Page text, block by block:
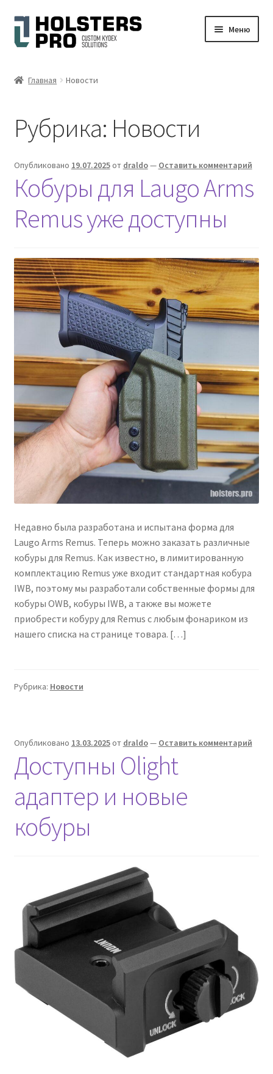
Перейти
Перейти
Меню
Моя учетная запись
Корзина
Оформить заказ
Дисклеймер (отказ от ответственности)
Галерея фото
Помощь
меню
Дисклеймер (отказ от ответственности)
Связаться с нами
Gallery
Help
меню
Главная Новости
Рубрика: Новости
Опубликовано 19.07.2025от draldo— Оставить комментарий
Кобуры для Laugo Arms
Remus уже доступны
Недавно была разработана и испытана форма для
Laugo Arms Remus. Теперь можно заказать различные
кобуры для Remus. Как известно, в лимитированную
комплектацию Remus уже входит стандартная кобура
IWB, поэтому мы разработали собственные формы для
кобуры OWB, кобуры IWB, а также вы можете
приобрести кобуру для Remus с любым фонариком из
нашего списка на странице товара. […]
Рубрика: Новости
Опубликовано 13.03.2025от draldo— Оставить комментарий
Доступны Olight
адаптер и новые
кобуры